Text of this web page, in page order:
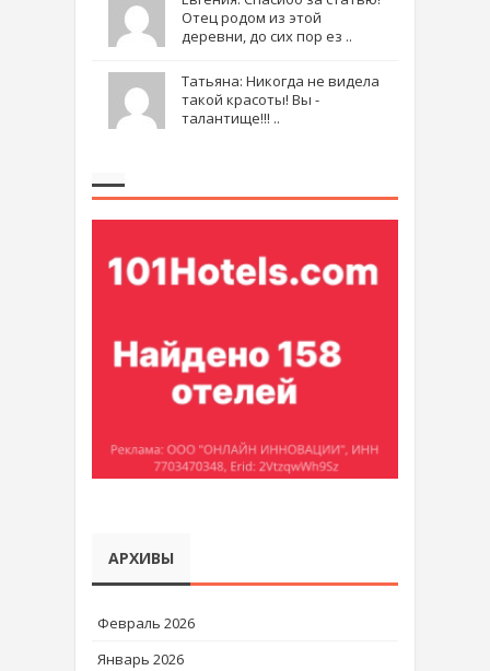
Отец родом из этой
деревни, до сих пор ез ..
Татьяна: Никогда не видела
такой красоты! Вы -
талантище!!! ..
АРХИВЫ
Февраль 2026
Январь 2026